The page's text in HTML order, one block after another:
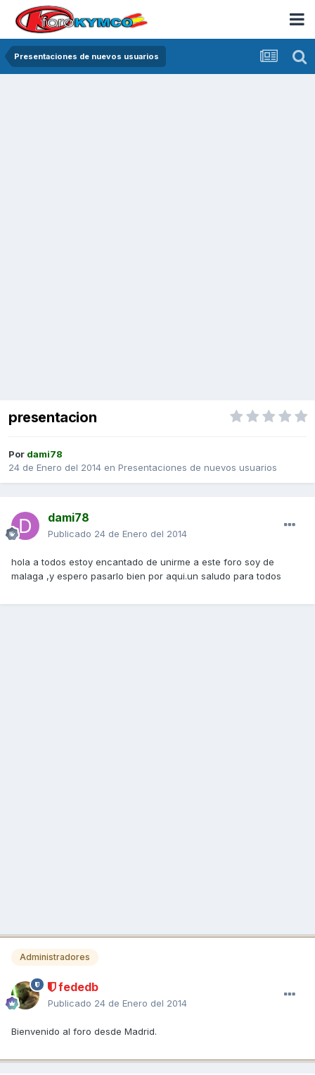
Presentaciones de nuevos usuarios
presentacion
Por dami78
24 de Enero del 2014 en Presentaciones de nuevos usuarios
dami78
Publicado 24 de Enero del 2014
hola a todos estoy encantado de unirme a este foro soy de
malaga ,y espero pasarlo bien por aqui.un saludo para todos
Administradores
fededb
Publicado 24 de Enero del 2014
Bienvenido al foro desde Madrid.